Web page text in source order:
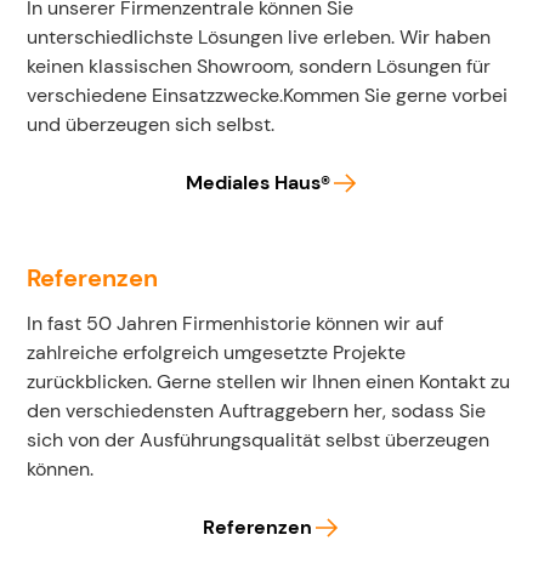
In unserer Firmenzentrale können Sie
unterschiedlichste Lösungen live erleben. Wir haben
keinen klassischen Showroom, sondern Lösungen für
verschiedene Einsatzzwecke.Kommen Sie gerne vorbei
und überzeugen sich selbst.
Mediales Haus®
Referenzen
In fast 50 Jahren Firmenhistorie können wir auf
zahlreiche erfolgreich umgesetzte Projekte
zurückblicken. Gerne stellen wir Ihnen einen Kontakt zu
den verschiedensten Auftraggebern her, sodass Sie
sich von der Ausführungsqualität selbst überzeugen
können.
Referenzen